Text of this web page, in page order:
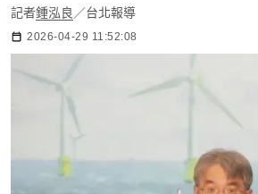
記者鍾泓良 ／台北報導
2026-04-29 11:52:08